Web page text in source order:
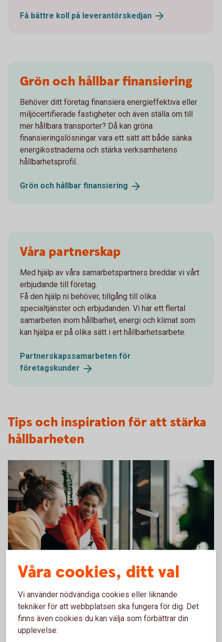
Få bättre koll på leverantörskedjan
Grön och hållbar finansiering
Behöver ditt företag finansiera energieffektiva eller
miljöcertifierade fastigheter och även ställa om till
mer hållbara transporter? Då kan gröna
finansieringslösningar vara ett sätt att både sänka
energikostnaderna och stärka verksamhetens
hållbarhetsprofil.
Grön och hållbar finansiering
Våra partnerskap
Med hjälp av våra samarbetspartners breddar vi vårt
erbjudande till företag.
Få den hjälp ni behöver, tillgång till olika
specialtjänster och erbjudanden. Vi har ett flertal
samarbeten inom hållbarhet, energi och klimat som
kan hjälpa er på olika sätt i ert hållbarhetsarbete.
Partnerskapssamarbeten för
företagskunder
Tips och inspiration för att stärka
hållbarheten
Working meeting in front of a computer
Kom igång med hållbarhetsarbetet
Att vi gemensamt strävar mot att ställa om mot ökat
hållbarhetstänk är viktigt. För planeten, men också för
framtiden för ert företag eller förening. Som inspiration och
tips har vi tagit fram checklistor för hållbarhetsarbetet.
Våra cookies, ditt val
Vi använder nödvändiga cookies eller liknande
tekniker för att webbplatsen ska fungera för dig. Det
finns även cookies du kan välja som förbättrar din
upplevelse: